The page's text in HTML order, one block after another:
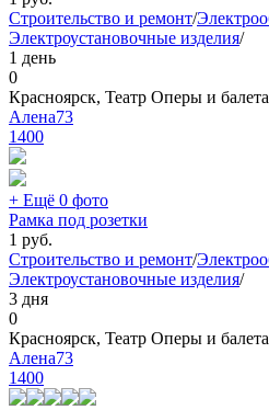
Строительство и ремонт/
Электроустановочные изделия/
1 день
0
Красноярск, Театр Оперы и балета
Алена73
1400
+ Ещё 0 фото
Рамка под розетки
1 руб.
Строительство и ремонт/
Электроустановочные изделия/
3 дня
0
Красноярск, Театр Оперы и балета
Алена73
1400